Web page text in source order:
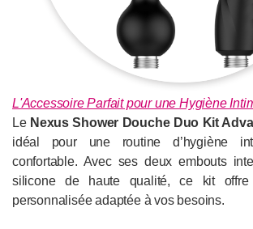
L'Accessoire Parfait pour une Hygiène
Le Nexus Shower Douche Duo Kit
idéal pour une routine d’hygiène
confortable. Avec ses deux embouts
silicone de haute qualité, ce kit offre
personnalisée adaptée à vos besoins.